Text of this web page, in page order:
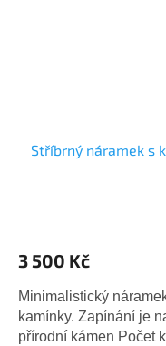
Stříbrný náramek s
3 500 Kč
Minimalistický
kamínky. Zapínání je
přírodní kámen Počet